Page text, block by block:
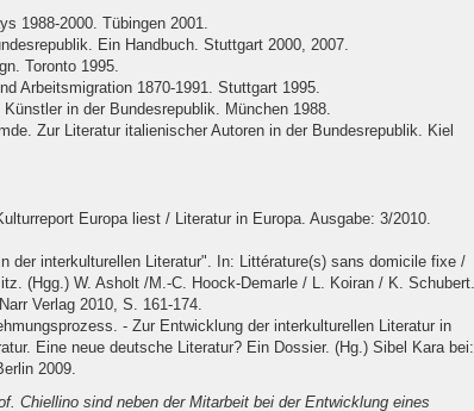
1988-2000. Tübingen 2001.
Ein Handbuch. Stuttgart 2000, 2007.
Toronto 1995.
Arbeitsmigration 1870-1991. Stuttgart 1995.
in der Bundesrepublik. München 1988.
Zur Literatur italienischer Autoren in der Bundesrepublik. Kiel
Europa liest / Literatur in Europa. Ausgabe: 3/2010.
der interkulturellen Literatur". In: Littérature(s) sans domicile fixe /
(Hgg.) W. Asholt /M.-C. Hoock-Demarle / L. Koiran / K. Schubert.
Verlag 2010, S. 161-174.
- Zur Entwicklung der interkulturellen Literatur in
Eine neue deutsche Literatur? Ein Dossier. (Hg.) Sibel Kara bei:
2009.
Chiellino sind neben der Mitarbeit bei der Entwicklung eines